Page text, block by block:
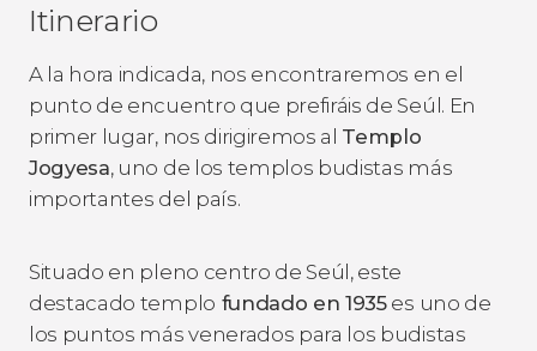
Itinerario
A la hora indicada, nos encontraremos en el
punto de encuentro que prefiráis de Seúl. En
primer lugar, nos dirigiremos al Templo
Jogyesa, uno de los templos budistas más
importantes del país.
Situado en pleno centro de Seúl, este
destacado templo fundado en 1935es uno de
los puntos más venerados para los budistas